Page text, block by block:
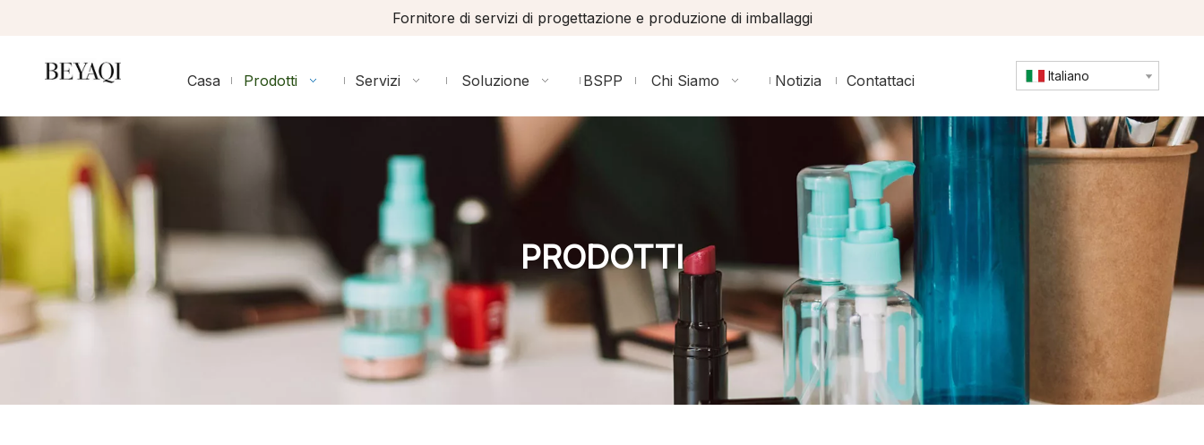
Fornitore di servizi di progettazione e produzione di imballaggi
Casa Prodotti Servizi Soluzione BSPP Chi Siamo Notizia Contattaci Italiano
PRODOTTI